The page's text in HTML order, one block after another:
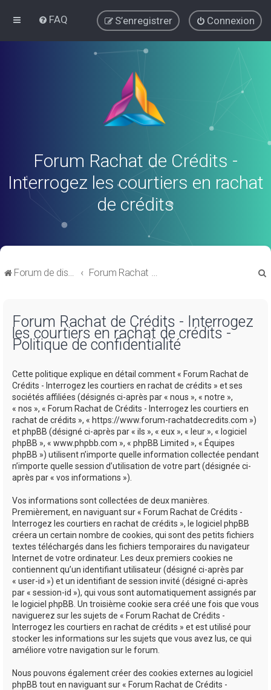
FAQ Connexion
S’enregistrer
Forum Rachat de Crédits -
Interrogez les courtiers en rachat
de crédits
Forum de discussions sur le Regroupement de Crédits et le Rachat de Crédits Forum Rachat de Crédits
Forum Rachat de Crédits - Interrogez
les courtiers en rachat de crédits -
Politique de confidentialité
Cette politique explique en détail comment « Forum Rachat de
Crédits - Interrogez les courtiers en rachat de crédits » et ses
sociétés affiliées (désignés ci-après par « nous », « notre »,
« nos », « Forum Rachat de Crédits - Interrogez les courtiers en
rachat de crédits », « https://www.forum-rachatdecredits.com »)
et phpBB (désigné ci-après par « ils », « eux », « leur », « logiciel
phpBB », « www.phpbb.com », « phpBB Limited », « Équipes
phpBB ») utilisent n’importe quelle information collectée pendant
n’importe quelle session d’utilisation de votre part (désignée ci-
après par « vos informations »).
Vos informations sont collectées de deux manières.
Premièrement, en naviguant sur « Forum Rachat de Crédits -
Interrogez les courtiers en rachat de crédits », le logiciel phpBB
créera un certain nombre de cookies, qui sont des petits fichiers
textes téléchargés dans les fichiers temporaires du navigateur
Internet de votre ordinateur. Les deux premiers cookies ne
contiennent qu’un identifiant utilisateur (désigné ci-après par
« user-id ») et un identifiant de session invité (désigné ci-après
par « session-id »), qui vous sont automatiquement assignés par
le logiciel phpBB. Un troisième cookie sera créé une fois que vous
naviguerez sur les sujets de « Forum Rachat de Crédits -
Interrogez les courtiers en rachat de crédits » et est utilisé pour
stocker les informations sur les sujets que vous avez lus, ce qui
améliore votre navigation sur le forum.
Nous pouvons également créer des cookies externes au logiciel
phpBB tout en naviguant sur « Forum Rachat de Crédits -